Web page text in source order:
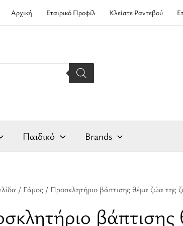
Αρχική Εταιρικό Προφίλ Κλείστε Ραντεβού
Παιδικό Brands
/ Γάμος / Προσκλητήριο βάπτισης θέμα ζώα της